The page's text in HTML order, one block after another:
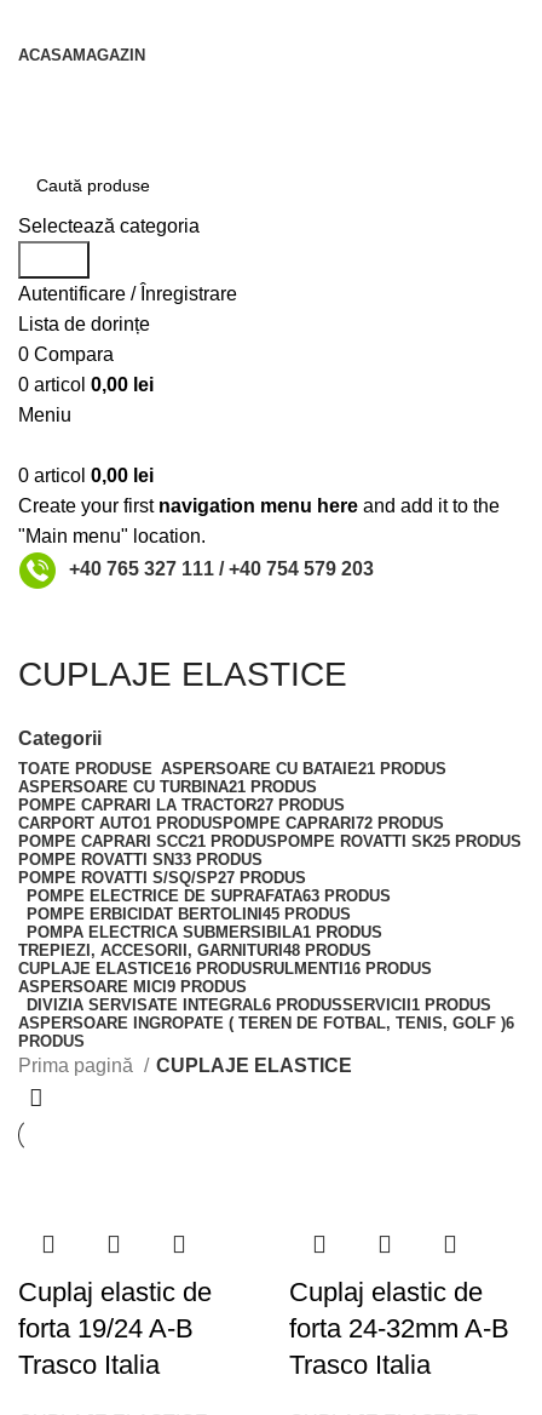
ACASAMAGAZIN
Selectează categoria
Autentificare / Înregistrare
Lista de dorințe
0 Compara
0 articol 0,00 lei
Meniu
0 articol 0,00 lei
Create your first navigation menu here and add it to the
"Main menu" location.
+40 765 327 111 / +40 754 579 203
CUPLAJE ELASTICE
Categorii
TOATE PRODUSE ASPERSOARE CU BATAIE21 PRODUS
ASPERSOARE CU TURBINA21 PRODUS
POMPE CAPRARI LA TRACTOR27 PRODUS
CARPORT AUTO1 PRODUS POMPE CAPRARI 72 PRODUS
POMPE CAPRARI SCC21 PRODUS POMPE ROVATTI SK25 PRODUS
POMPE ROVATTI SN33 PRODUS
POMPE ROVATTI S/SQ/SP27 PRODUS
POMPE ELECTRICE DE SUPRAFATA63 PRODUS
POMPE ERBICIDAT BERTOLINI 45 PRODUS
POMPA ELECTRICA SUBMERSIBILA1 PRODUS
TREPIEZI, ACCESORII, GARNITURI 48 PRODUS
CUPLAJE ELASTICE16 PRODUS RULMENTI 16 PRODUS
ASPERSOARE MICI 9 PRODUS
DIVIZIA SERVISATE INTEGRAL6 PRODUSSERVICII 1 PRODUS
ASPERSOARE INGROPATE ( TEREN DE FOTBAL, TENIS, GOLF )6
PRODUS
Prima pagină CUPLAJE ELASTICE
Cuplaj elastic de
forta 19/24 A-B
Trasco Italia
Cuplaj elastic de
forta 24-32mm A-B
Trasco Italia